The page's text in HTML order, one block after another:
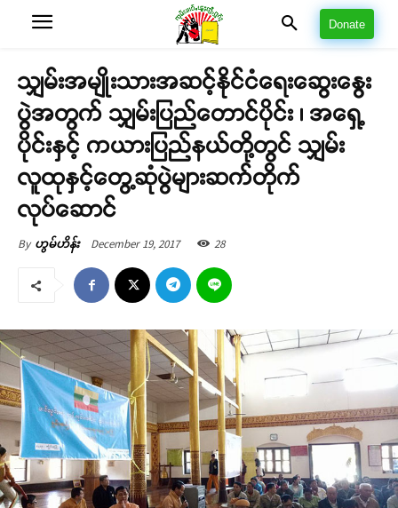
Donate
သျှမ်းအမျိုးသားအဆင့်နိုင်ငံရေးဆွေးနွေး
ပွဲအတွက် သျှမ်းပြည်တောင်ပိုင်း ၊ အရှေ့
ပိုင်းနှင့် ကယားပြည်နယ်တို့တွင် သျှမ်း
လူထုနှင့်တွေ့ဆုံပွဲများဆက်တိုက်
လုပ်ဆောင်
By ဟွမ်ဟိန်း December 19, 2017 28